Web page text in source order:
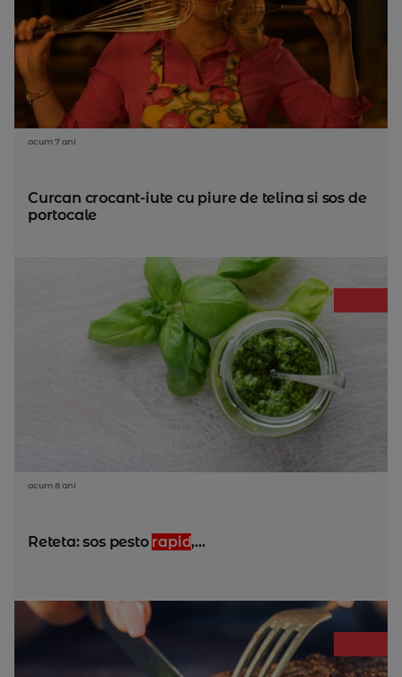
acum 7 ani
Curcan crocant-iute cu piure de telina si sos de
portocale
acum 8 ani
Reteta: sos pesto rapid,...